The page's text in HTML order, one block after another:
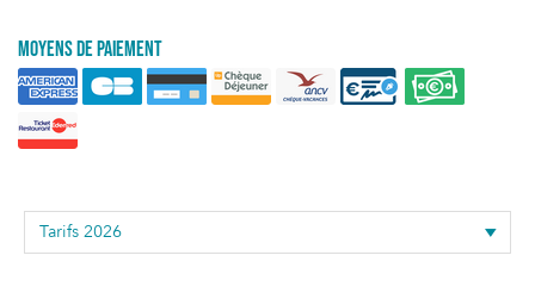
Moyens de paiement